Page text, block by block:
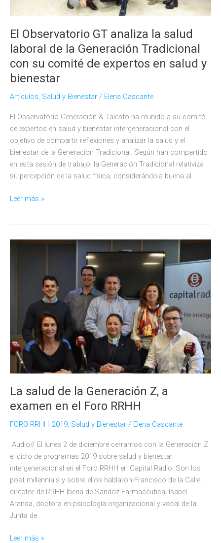
El Observatorio GT analiza la salud
laboral de la Generación Tradicional
con su comité de expertos en salud y
bienestar
Artículos, Salud y Bienestar / Elena Cascante
El Observatorio Generación & Talento ha reunido a su comité
de expertos en salud y bienestar intergeneracional con el
objetivo de compartir reflexiones y analizar la salud y el
bienestar de la Generación Tradicional. Según han compartido
en esta sesión de trabajo, la Generación Tradicional relativiza
su percepción de la salud física, considerándola buena al
El
Generación
Tradicional
su
comité
expertos
en
y
bienestar
Leer más »
La salud de la Generación Z, a
examen en el Foro RRHH
FORO RRHH_2019, Salud y Bienestar / Elena Cascante
Audio// El lunes 2 de diciembre cerramos con la Generación Z
el ciclo de programas 2019 sobre salud y bienestar
intergeneracional en el Foro RRHH en Capital Radio. Son los
post millennials y sobre ellos hablaron Francisco de la Calle,
director de RRHH Iberia de Sandoz Farmacéutica; Isabel
Aranda, doctora en psicología organizacional y vocal de la
Junta de
La
Leer más »